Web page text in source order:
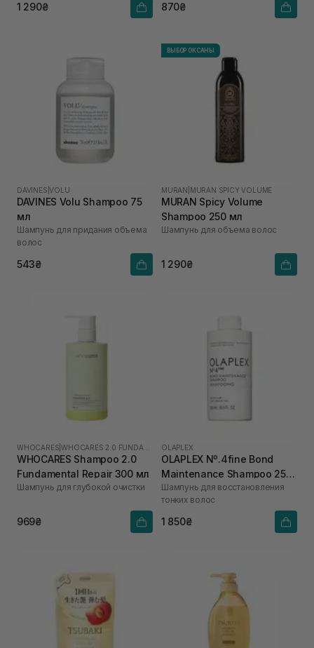
1 290₴ 870₴
DAVINES |VOLU
DAVINES Volu Shampoo 75
мл
Шампунь для придания объема
волос
543₴
ВЫБОР ОКСАНЫ
MURAN MURAN SPICY VOLUME
MURAN Spicy Volume
Shampoo 250 мл
Шампунь для объема волос
1 290₴
WHOCARES |
WHOCARES Shampoo 2.0
Fundamental Repair 300 мл
Шампунь для глубокой очистки
969₴
OLAPLEX
OLAPLEX Nº.4fine Bond
Maintenance Shampoo 250
мл
Шампунь для восстановления
тонких волос
1 850₴